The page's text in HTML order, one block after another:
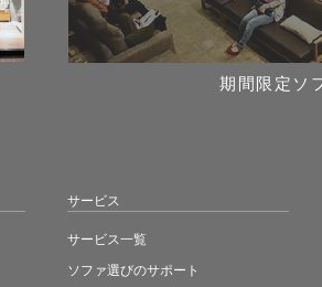
期間限定ソ
サービス
サービス一覧
ソファ選びのサポート